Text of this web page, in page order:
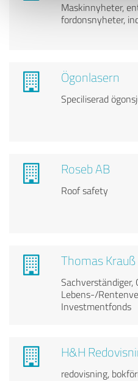
Maskinnyheter,
fordonsnyheter,
Ögonlasern
Speciliserad
Roseb AB
Roof safety
Thomas Krauß
Sachverständiger,
Lebens-/
Investmentfonds
H&H
redovisning,